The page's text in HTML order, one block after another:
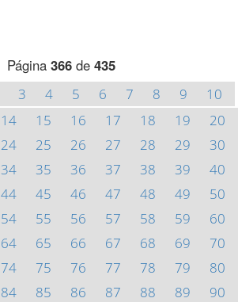
Página 366de 435
3 4 5 6 7 8 9
10
14 15 16 17 18 19
20
24 25 26 27 28 29
30
34 35 36 37 38 39
40
44 45 46 47 48 49
50
54 55 56 57 58 59
60
64 65 66 67 68 69
70
74 75 76 77 78 79
80
84 85 86 87 88 89
90